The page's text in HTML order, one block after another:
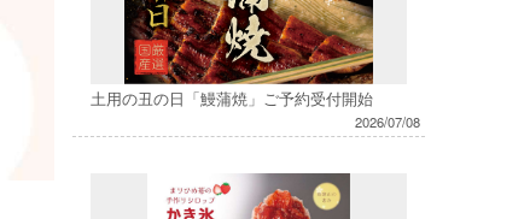
土用の丑の日「鰻蒲焼」ご予約受付開始
2026/07/08